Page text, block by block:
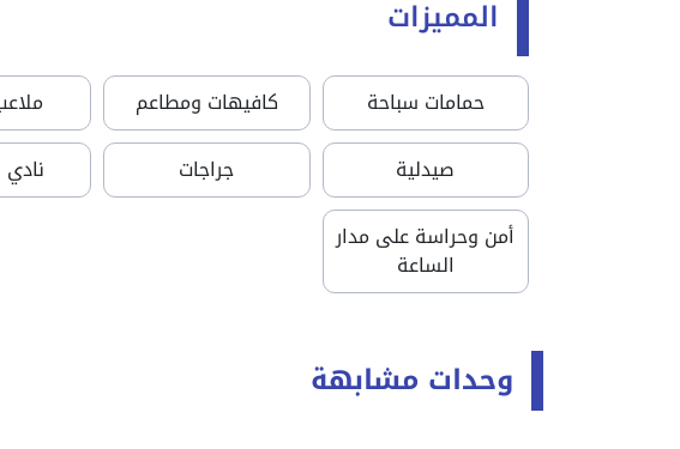
المميزات
حمامات سباحة كافيهات ومطاعم
صيدلية
جراجات
أمن وحراسة على مدار
الساعة
وحدات مشابهة